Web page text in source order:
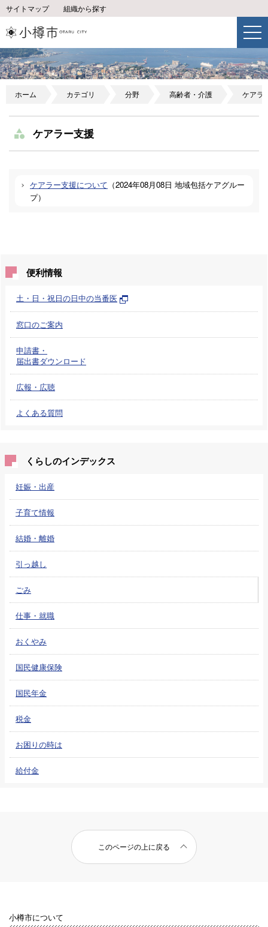
サイトマップ 組織から探す
ホーム カテゴリ 分野 高齢者・介護 ケアラ
ケアラー支援
ケアラー支援について （2024年08月08日 地域包括ケアグルー
プ）
便利情報
土・日・祝日の日中の当番医
窓口のご案内
申請書・
届出書ダウンロード
広報・広聴
よくある質問
くらしのインデックス
妊娠・出産
子育て情報
結婚・離婚
引っ越し
ごみ
仕事・就職
おくやみ
国民健康保険
国民年金
税金
お困りの時は
給付金
このページの上に戻る
小樽市について